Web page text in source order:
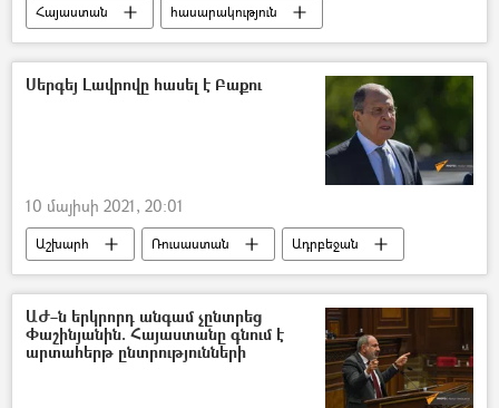
Հայաստան
հասարակություն
Վալերի Օսիպյան
Նիկոլ Փաշինյան
Սերգեյ Լավրովը հասել է Բաքու
10 մայիսի 2021, 20:01
Աշխարհ Ռուսաստան
Ադրբեջան
Սերգեյ Լավրով
Բաքու
Իլհամ Ալիև
ԱԺ–ն երկրորդ անգամ չընտրեց
Փաշինյանին. Հայաստանը գնում է
արտահերթ ընտրությունների